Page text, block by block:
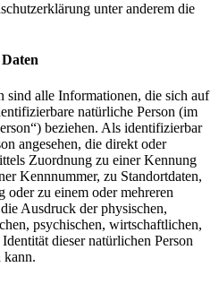
unter anderem die
sind alle Informationen, die sich auf
natürliche Person (im
beziehen. Als identifizierbar
angesehen, die direkt oder
Zuordnung zu einer Kennung
Kennnummer, zu Standortdaten,
zu einem oder mehreren
Ausdruck der physischen,
psychischen, wirtschaftlichen,
dieser natürlichen Person
kann.